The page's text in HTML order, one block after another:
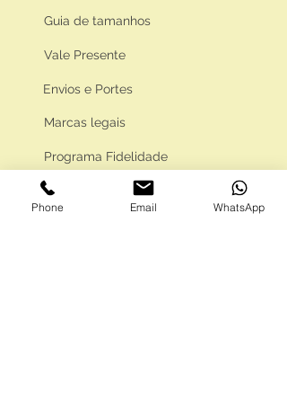
Guia de tamanhos
Vale Presente
Envios e Portes
Marcas legais
Programa Fidelidade
Phone Email WhatsApp